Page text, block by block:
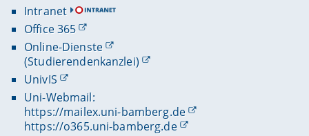
Intranet
Office 365
Online-Dienste
(Studierendenkanzlei)
UnivIS
Uni-Webmail:
https://mailex.uni-bamberg.de
https://o365.uni-bamberg.de